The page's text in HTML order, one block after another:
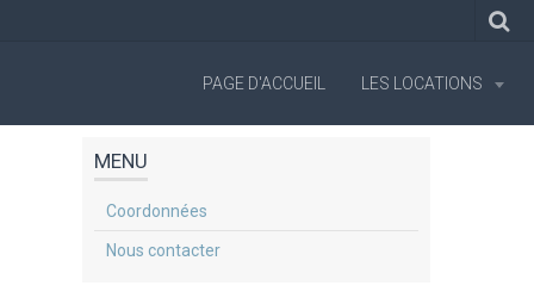
PAGE D'ACCUEIL LES LOCATIONS
MENU
Coordonnées
Nous contacter